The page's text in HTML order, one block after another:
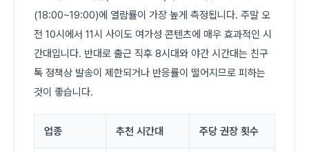
(18:00~19:00)에 열람률이 가장 높게 측정됩니다. 주말 오
전 10시에서 11시 사이도 여가성 콘텐츠에 매우 효과적인 시
간대입니다. 반대로 출근 직후 8시대와 야간 시간대는 친구
톡 정책상 발송이 제한되거나 반응률이 떨어지므로 피하는
것이 좋습니다.
업종 추천 시간대 주당 권장 횟수